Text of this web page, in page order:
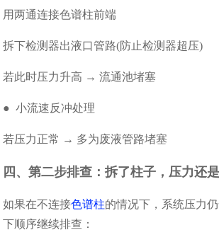
用两通连接色谱柱前端
拆下检测器出液口管路(防止检测器超压)
若此时压力升高 → 流通池堵塞
● 小流速反冲处理
若压力正常 → 多为废液管路堵塞
四、第二步排查：拆了柱子，压力还
如果在不连接色谱柱的情况下，系统压力
下顺序继续排查：